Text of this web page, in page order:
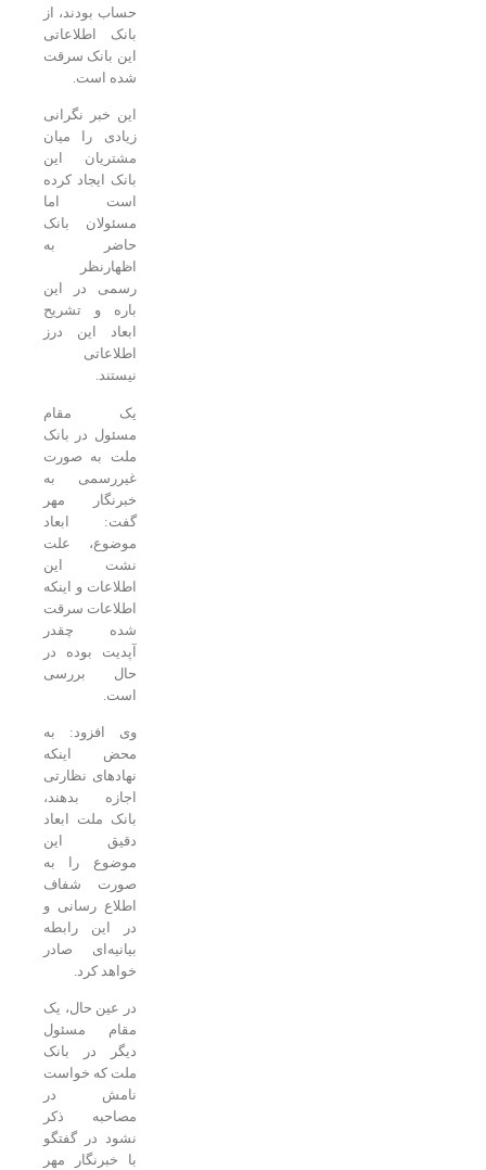
حساب بودند، از
بانک اطلاعاتی
این بانک سرقت
شده است.
این خبر نگرانی
زیادی را میان
مشتریان این
بانک ایجاد کرده
است اما
مسئولان بانک
حاضر به
اظهارنظر
رسمی در این
باره و تشریح
ابعاد این درز
اطلاعاتی
یک مقام
مسئول در بانک
ملت به صورت
غیررسمی به
خبرنگار مهر
گفت: ابعاد
موضوع، علت
نشت این
اطلاعات و اینکه
اطلاعات سرقت
شده چقدر
آپدیت بوده در
حال بررسی
وی افزود: به
محض اینکه
نهادهای نظارتی
اجازه بدهند،
بانک ملت ابعاد
دقیق این
موضوع را به
صورت شفاف
اطلاع رسانی و
در این رابطه
بیانیه‌ای صادر
خواهد کرد.
در عین حال، یک
مقام مسئول
دیگر در بانک
ملت که خواست
نامش در
مصاحبه ذکر
نشود در گفتگو
با خبرنگار مهر